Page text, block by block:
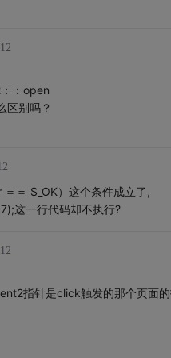
：open
区别吗？
＝ S_OK）这个条件成立了,
这一行代码却不执行?
指针是click触发的那个页面的